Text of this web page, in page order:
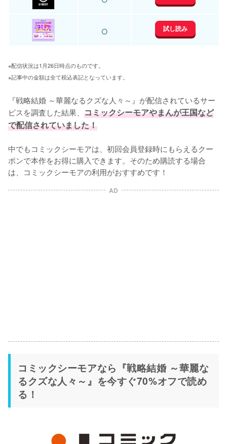
○ 試し読み
※配信状況は1月26日時点のものです。
※記事中の金額は全て税込表記となっています。
『戦略結婚 ～華麗なるクズな人々～』が配信されているサー
ビスを調査した結果、 コミックシーモアやまんが王国など
で配信されていました！
中でもコミックシーモアは、初回会員登録時にもらえるクー
ポンで本作をお得に購入できます。そのため購読する場合
は、コミックシーモアの利用がおすすめです！
AD
コミックシーモアなら『戦略結婚 ～華麗な
るクズな人々～』を今すぐ70%オフで読め
る！